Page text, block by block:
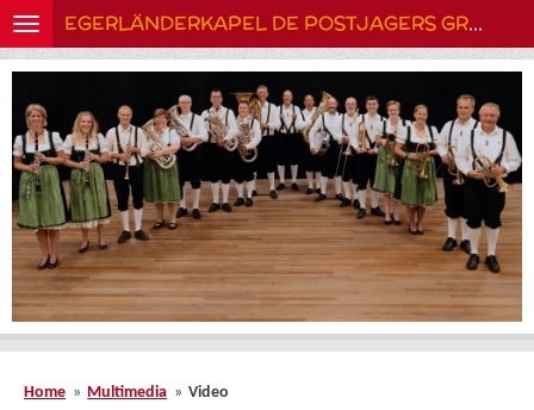
Ga
direct
de
hoofdinhoud
EGERLÄNDERKAPEL DE POSTJAGERS GRONINGEN
Home » Multimedia » Video